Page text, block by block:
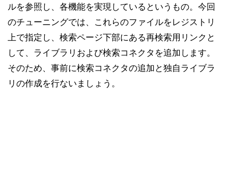
ルを参照し、各機能を実現しているというもの。今回
のチューニングでは、これらのファイルをレジストリ
上で指定し、検索ページ下部にある再検索用リンクと
して、ライブラリおよび検索コネクタを追加します。
そのため、事前に検索コネクタの追加と独自ライブラ
リの作成を行ないましょう。